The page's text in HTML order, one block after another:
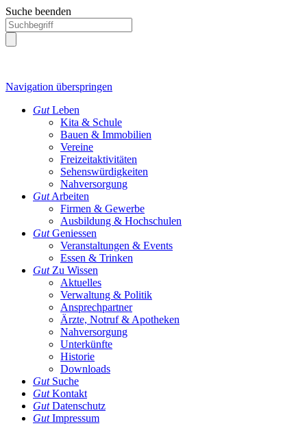
Suche beenden
Navigation überspringen
GutLeben
Kita & Schule
Bauen & Immobilien
Vereine
Freizeitaktivitäten
Sehenswürdigkeiten
Nahversorgung
GutArbeiten
Firmen & Gewerbe
Ausbildung & Hochschulen
GutGeniessen
Veranstaltungen & Events
Essen & Trinken
GutZu Wissen
Aktuelles
Verwaltung & Politik
Ansprechpartner
Ärzte, Notruf & Apotheken
Nahversorgung
Unterkünfte
Historie
Downloads
GutSuche
GutKontakt
GutDatenschutz
GutImpressum